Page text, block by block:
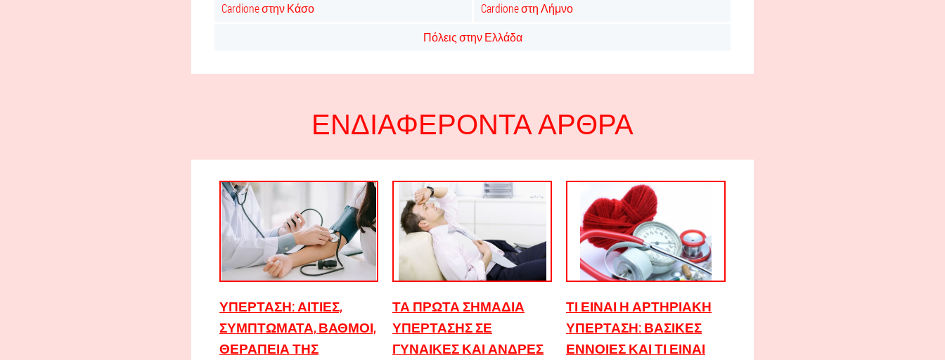
Cardione στην Κάσο
Cardione στη Λήμνο
Πόλεις στην Ελλάδα
ΕΝΔΙΑΦΈΡΟΝΤΑ ΆΡΘΡΑ
ΥΠΈΡΤΑΣΗ: ΑΙΤΊΕΣ,
ΣΥΜΠΤΏΜΑΤΑ, ΒΑΘΜΟΊ,
ΘΕΡΑΠΕΊΑ ΤΗΣ
ΤΑ ΠΡΏΤΑ ΣΗΜΆΔΙΑ
ΥΠΈΡΤΑΣΗΣ ΣΕ
ΓΥΝΑΊΚΕΣ ΚΑΙ ΆΝΔΡΕΣ
ΤΙ ΕΊΝΑΙ Η ΑΡΤΗΡΙΑΚΉ
ΥΠΈΡΤΑΣΗ: ΒΑΣΙΚΈΣ
ΈΝΝΟΙΕΣ ΚΑΙ ΤΙ ΕΊΝΑΙ